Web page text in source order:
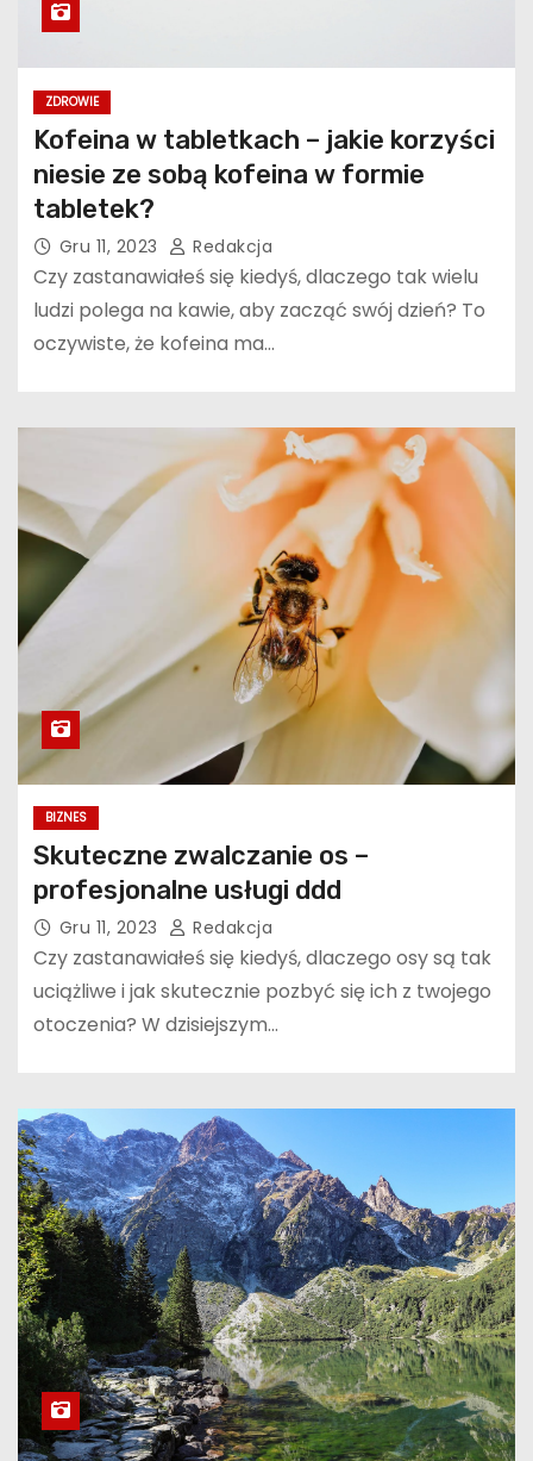
ZDROWIE
Kofeina w tabletkach – jakie korzyści
niesie ze sobą kofeina w formie
tabletek?
Gru 11, 2023 Redakcja
Czy zastanawiałeś się kiedyś, dlaczego tak wielu
ludzi polega na kawie, aby zacząć swój dzień? To
oczywiste, że kofeina ma…
BIZNES
Skuteczne zwalczanie os –
profesjonalne usługi ddd
Gru 11, 2023 Redakcja
Czy zastanawiałeś się kiedyś, dlaczego osy są tak
uciążliwe i jak skutecznie pozbyć się ich z twojego
otoczenia? W dzisiejszym…